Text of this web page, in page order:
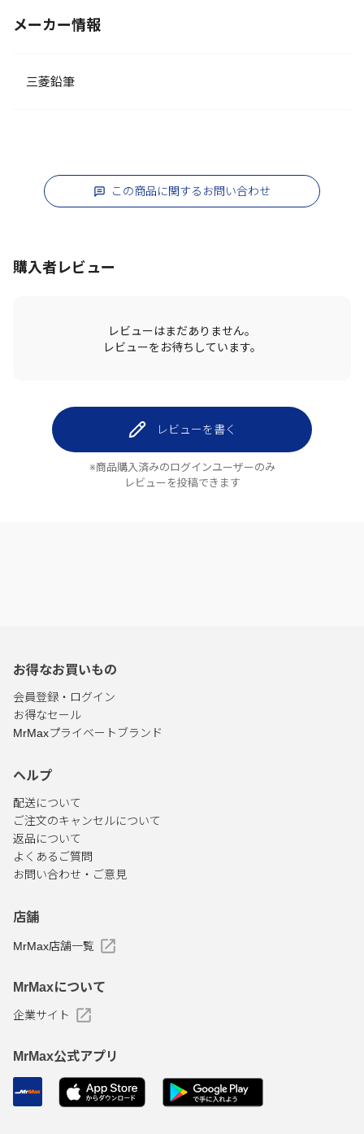
メーカー情報
三菱鉛筆
この商品に関するお問い合わせ
購入者レビュー
レビューはまだありません。
レビューをお待ちしています。
レビューを書く
※商品購入済みのログインユーザーのみ
レビューを投稿できます
お得なお買いもの
会員登録・ログイン
お得なセール
MrMaxプライベートブランド
ヘルプ
配送について
ご注文のキャンセルについて
返品について
よくあるご質問
お問い合わせ・ご意見
店舗
MrMax店舗一覧
MrMaxについて
企業サイト
MrMax公式アプリ